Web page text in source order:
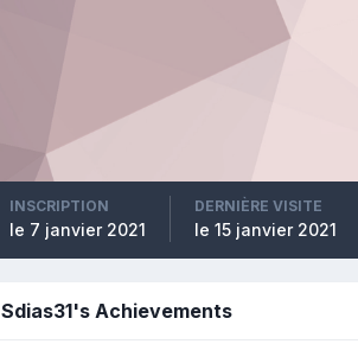
INSCRIPTION
le 7 janvier 2021
DERNIÈRE VISITE
le 15 janvier 2021
Sdias31's Achievements